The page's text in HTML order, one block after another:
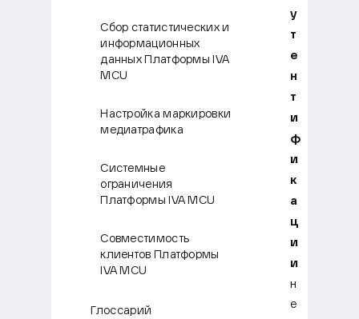
Сбор статистических и
информационных
данных Платформы IVA
MCU
Настройка маркировки
медиатрафика
Системные
ограничения
Платформы IVA MCU
Совместимость
клиентов Платформы
IVA MCU
Глоссарий
у
т
е
н
т
и
ф
и
к
а
ц
и
и
н
е